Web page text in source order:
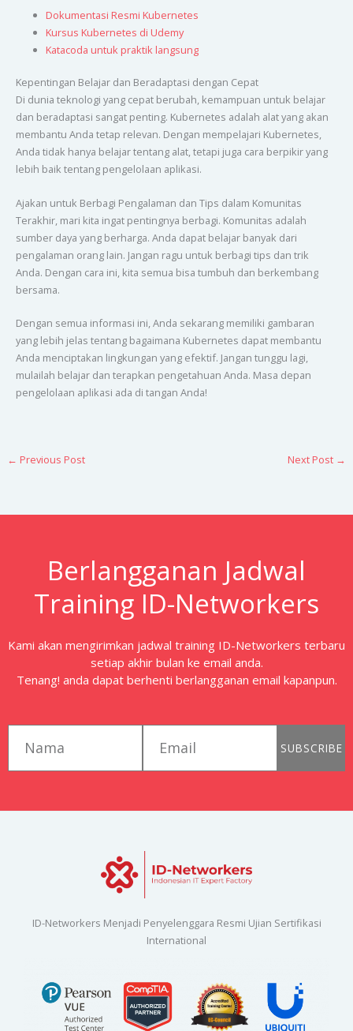
Dokumentasi Resmi Kubernetes
Kursus Kubernetes di Udemy
Katacoda untuk praktik langsung
Kepentingan Belajar dan Beradaptasi dengan Cepat
Di dunia teknologi yang cepat berubah, kemampuan untuk belajar
dan beradaptasi sangat penting. Kubernetes adalah alat yang akan
membantu Anda tetap relevan. Dengan mempelajari Kubernetes,
Anda tidak hanya belajar tentang alat, tetapi juga cara berpikir yang
lebih baik tentang pengelolaan aplikasi.
Ajakan untuk Berbagi Pengalaman dan Tips dalam Komunitas
Terakhir, mari kita ingat pentingnya berbagi. Komunitas adalah
sumber daya yang berharga. Anda dapat belajar banyak dari
pengalaman orang lain. Jangan ragu untuk berbagi tips dan trik
Anda. Dengan cara ini, kita semua bisa tumbuh dan berkembang
bersama.
Dengan semua informasi ini, Anda sekarang memiliki gambaran
yang lebih jelas tentang bagaimana Kubernetes dapat membantu
Anda menciptakan lingkungan yang efektif. Jangan tunggu lagi,
mulailah belajar dan terapkan pengetahuan Anda. Masa depan
pengelolaan aplikasi ada di tangan Anda!
← Previous Post Next Post →
Berlangganan Jadwal
Training ID-Networkers
Kami akan mengirimkan jadwal training ID-Networkers terbaru
setiap akhir bulan ke email anda.
Tenang! anda dapat berhenti berlangganan email kapanpun.
SUBSCRIBE
ID-Networkers Menjadi Penyelenggara Resmi Ujian Sertifikasi
International